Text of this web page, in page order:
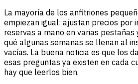
La mayoría de los anfitriones
empiezan igual: ajustan precios por
reservas a mano en varias
qué algunas semanas se llenan al
vacías. La buena noticia es que los
esas preguntas ya existen en cada
hay que leerlos bien.